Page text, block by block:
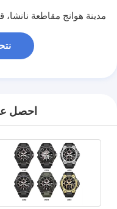
مدينة هوانج مقاطعة نانشا،
احصل